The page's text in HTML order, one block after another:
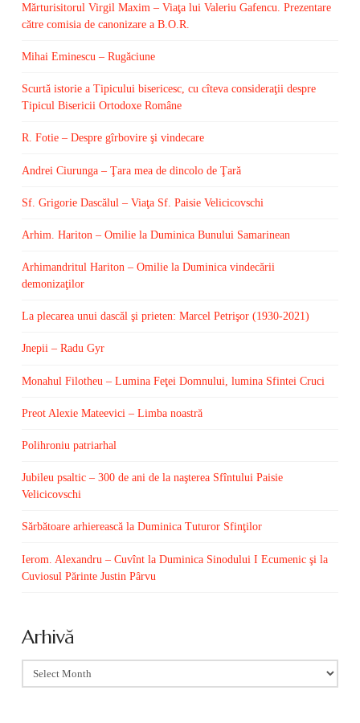
Mărturisitorul Virgil Maxim – Viaţa lui Valeriu Gafencu. Prezentare
către comisia de canonizare a B.O.R.
Mihai Eminescu – Rugăciune
Scurtă istorie a Tipicului bisericesc, cu cîteva consideraţii despre
Tipicul Bisericii Ortodoxe Române
R. Fotie – Despre gîrbovire şi vindecare
Andrei Ciurunga – Ţara mea de dincolo de Ţară
Sf. Grigorie Dascălul – Viaţa Sf. Paisie Velicicovschi
Arhim. Hariton – Omilie la Duminica Bunului Samarinean
Arhimandritul Hariton – Omilie la Duminica vindecării
demonizaţilor
La plecarea unui dascăl şi prieten: Marcel Petrişor (1930-2021)
Jnepii – Radu Gyr
Monahul Filotheu – Lumina Feţei Domnului, lumina Sfintei Cruci
Preot Alexie Mateevici – Limba noastră
Polihroniu patriarhal
Jubileu psaltic – 300 de ani de la naşterea Sfîntului Paisie
Velicicovschi
Sărbătoare arhierească la Duminica Tuturor Sfinţilor
Ierom. Alexandru – Cuvînt la Duminica Sinodului I Ecumenic şi la
Cuviosul Părinte Justin Pârvu
Arhivă
Arhivă